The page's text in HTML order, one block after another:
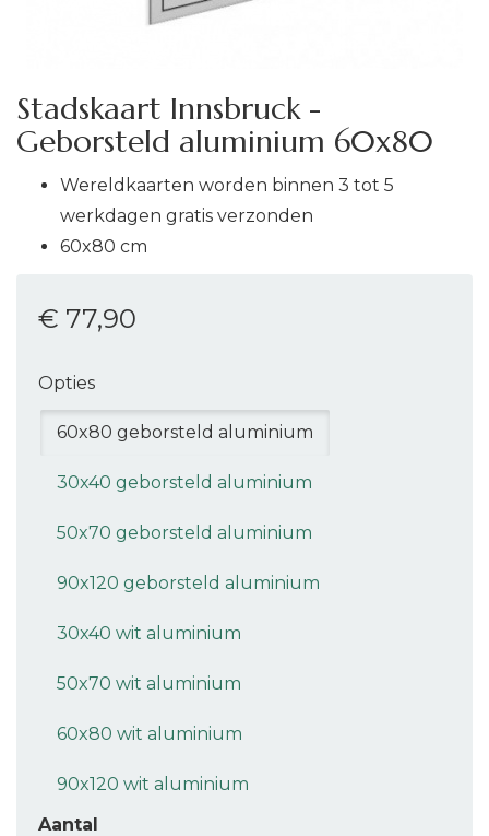
Stadskaart Innsbruck -
Geborsteld aluminium 60x80
Wereldkaarten worden binnen 3 tot 5
werkdagen gratis verzonden
60x80 cm
€ 77,90
Opties
60x80 geborsteld aluminium
30x40 geborsteld aluminium
50x70 geborsteld aluminium
90x120 geborsteld aluminium
30x40 wit aluminium
50x70 wit aluminium
60x80 wit aluminium
90x120 wit aluminium
Aantal